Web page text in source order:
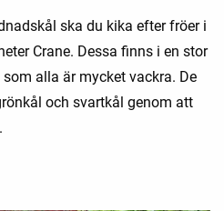
ska du kika efter fröer i
Crane. Dessa finns i en stor
alla är mycket vackra. De
och svartkål genom att